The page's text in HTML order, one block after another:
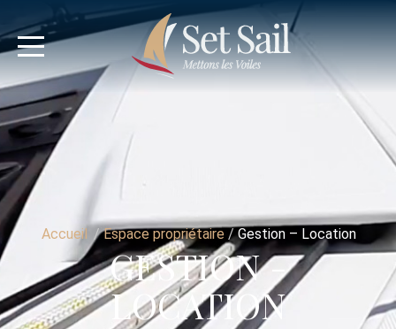
Accueil / Espace propriétaire / Gestion – Location
GESTION -
LOCATION